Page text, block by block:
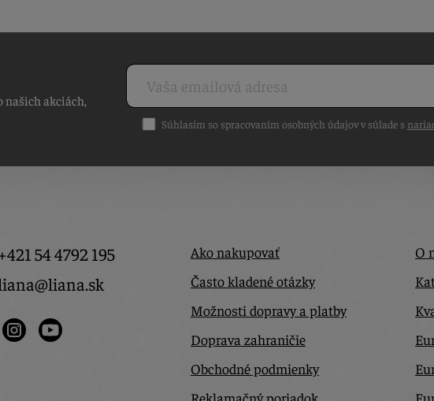
našich akciách,
Súhlasím so spracovaním osobných údajov v súlade s
54 4792 195
Ako nakupovať
Často kladené otázky
Možnosti dopravy a platby
Doprava zahraničie
Obchodné podmienky
O